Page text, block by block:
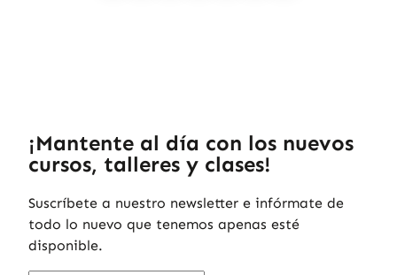
¡Mantente al día con los nuevos
cursos, talleres y clases!
Suscríbete a nuestro newsletter e infórmate de
todo lo nuevo que tenemos apenas esté
disponible.